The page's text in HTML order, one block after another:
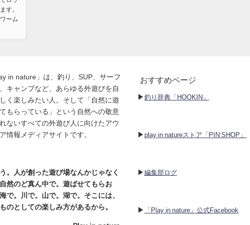
す。
ーム
in nature」は、釣り、SUP、サーフ
キャンプなど、あらゆる外遊びを自
く楽しみたい人。そして「自然に遊
もらっている」という自然への敬意
ないすべての外遊び人に向けたアウ
ア情報メディアサイトです。
。人が創った遊び場なんかじゃなく
然のど真ん中で。遊ばせてもらお
で。川で。山で。湖で。そこには、
のとしての楽しみ方があるから。
おすすめページ
▶︎ 釣り辞典「HOOKIN」
▶︎ play in natureストア「PIN SHOP」
▶︎ 編集部ログ
▶︎ 「Play in nature」公式Facebook